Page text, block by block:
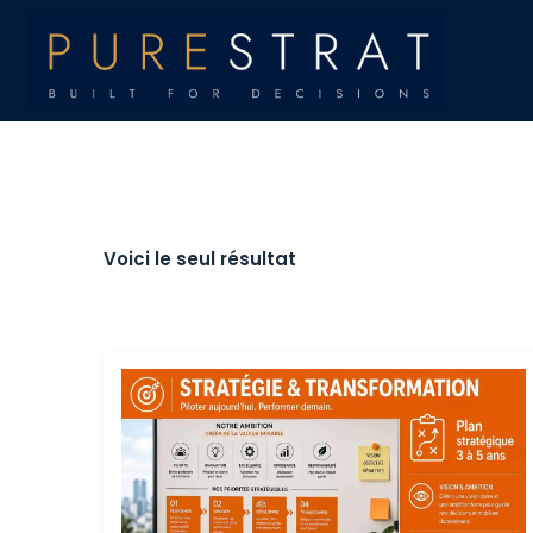
Voici le seul résultat